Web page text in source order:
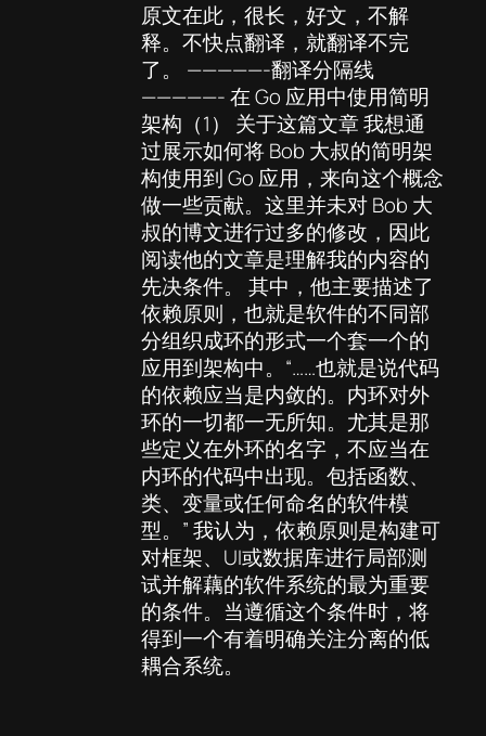
原文在此，很长，好文，不解
释。不快点翻译，就翻译不完
了。 —————-翻译分隔线
—————- 在 Go 应用中使用简明
架构（1） 关于这篇文章 我想通
过展示如何将 Bob 大叔的简明架
构使用到 Go 应用，来向这个概念
做一些贡献。这里并未对 Bob 大
叔的博文进行过多的修改，因此
阅读他的文章是理解我的内容的
先决条件。 其中，他主要描述了
依赖原则，也就是软件的不同部
分组织成环的形式一个套一个的
应用到架构中。“……也就是说代码
的依赖应当是内敛的。内环对外
环的一切都一无所知。尤其是那
些定义在外环的名字，不应当在
内环的代码中出现。包括函数、
类、变量或任何命名的软件模
型。” 我认为，依赖原则是构建可
对框架、UI或数据库进行局部测
试并解藕的软件系统的最为重要
的条件。当遵循这个条件时，将
得到一个有着明确关注分离的低
耦合系统。